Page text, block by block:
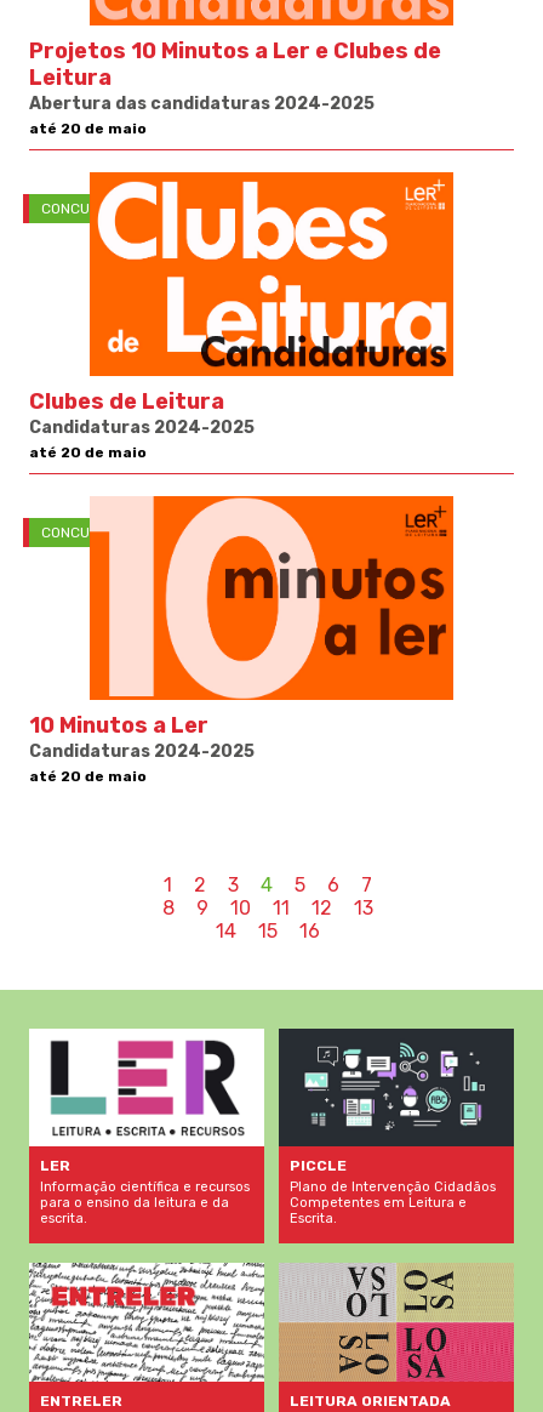
Projetos 10 Minutos a Ler e Clubes de
Leitura
Abertura das candidaturas 2024-2025
até 20 de maio
CONCURSOS
Clubes de Leitura
Candidaturas 2024-2025
até 20 de maio
CONCURSOS
10 Minutos a Ler
Candidaturas 2024-2025
até 20 de maio
1 2 3 4 5 6
7
8
9 10 11 12
13
14
15 16
LER
Informação científica e recursos
para o ensino da leitura e da
escrita.
PICCLE
Plano de Intervenção Cidadãos
Competentes em Leitura e
Escrita.
ENTRELER LEITURA ORIENTADA